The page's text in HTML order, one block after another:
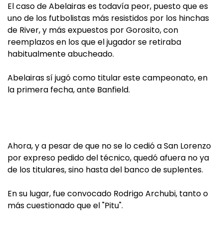
El caso de Abelairas es todavía peor, puesto que es
uno de los futbolistas más resistidos por los hinchas
de River, y más expuestos por Gorosito, con
reemplazos en los que el jugador se retiraba
habitualmente abucheado.
Abelairas sí jugó como titular este campeonato, en
la primera fecha, ante Banfield.
Ahora, y a pesar de que no se lo cedió a San Lorenzo
por expreso pedido del técnico, quedó afuera no ya
de los titulares, sino hasta del banco de suplentes.
En su lugar, fue convocado Rodrigo Archubi, tanto o
más cuestionado que el "Pitu".